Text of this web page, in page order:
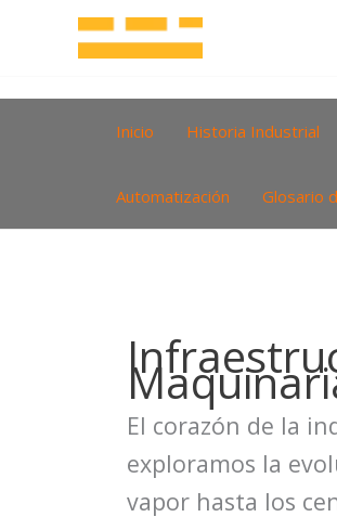
Inicio Historia Industrial
Automatización Glosario
El corazón de la
exploramos la
vapor hasta los